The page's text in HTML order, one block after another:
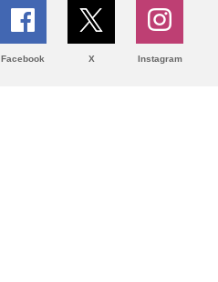
Facebook X Instagram